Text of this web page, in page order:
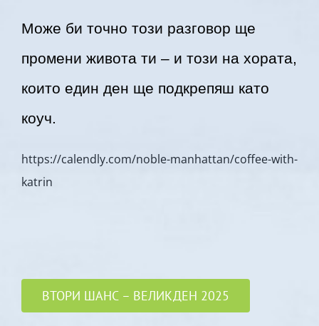
Може би точно този разговор ще
промени живота ти – и този на хората,
които един ден ще подкрепяш като
коуч.
https://calendly.com/noble-manhattan/coffee-with-
katrin
ВТОРИ ШАНС – ВЕЛИКДЕН 2025